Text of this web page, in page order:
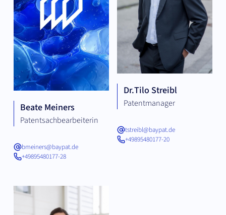
Beate Meiners
Patentsachbearbeiterin
bmeiners@baypat.de
+49895480177-28
Dr.Tilo Streibl
Patentmanager
tstreibl@baypat.de
+49895480177-20